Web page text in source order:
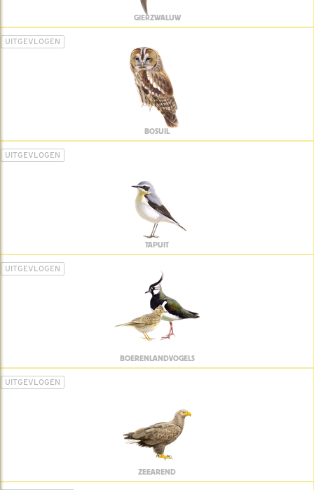
GIERZWALUW
UITGEVLOGEN
BOSUIL
UITGEVLOGEN
TAPUIT
UITGEVLOGEN
BOERENLANDVOGELS
UITGEVLOGEN
ZEEAREND